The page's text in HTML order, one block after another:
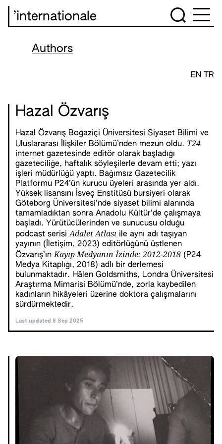
’internationale
Authors
EN TR
Hazal Özvarış
Hazal Özvarış Boğaziçi Üniversitesi Siyaset Bilimi ve
Uluslararası İlişkiler Bölümü’nden mezun oldu. T24
internet gazetesinde editör olarak başladığı
gazeteciliğe, haftalık söyleşilerle devam etti; yazı
işleri müdürlüğü yaptı. Bağımsız Gazetecilik
Platformu P24’ün kurucu üyeleri arasında yer aldı.
Yüksek lisansını İsveç Enstitüsü bursiyeri olarak
Göteborg Üniversitesi’nde siyaset bilimi alanında
tamamladıktan sonra Anadolu Kültür’de çalışmaya
başladı. Yürütücülerinden ve sunucusu olduğu
podcast serisiAdalet Atlası ile aynı adı taşıyan
yayının (İletişim, 2023) editörlüğünü üstlenen
Özvarış’ınKayıp Medyanın İzinde: 2012-2018 (P24
Medya Kitaplığı, 2018) adlı bir derlemesi
bulunmaktadır. Hâlen Goldsmiths, Londra Üniversitesi
Araştırma Mimarisi Bölümü’nde, zorla kaybedilen
kadınların hikâyeleri üzerine doktora çalışmalarını
sürdürmektedir.
Last updated 8 Sep 2025